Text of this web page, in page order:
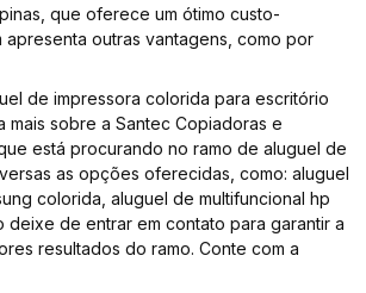
que oferece um ótimo custo-
outras vantagens, como por
de impressora colorida para escritório
mais sobre a Santec Copiadoras e
está procurando no ramo de aluguel de
as opções oferecidas, como: aluguel
colorida, aluguel de multifuncional hp
deixe de entrar em contato para garantir a
resultados do ramo. Conte com a